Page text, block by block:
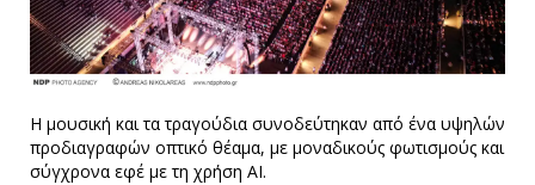
Η μουσική και τα τραγούδια συνοδεύτηκαν από ένα υψηλών
προδιαγραφών οπτικό θέαμα, με μοναδικούς φωτισμούς και
σύγχρονα εφέ με τη χρήση AI.